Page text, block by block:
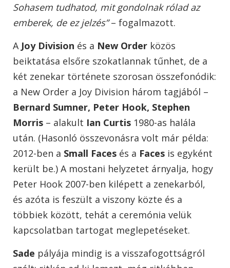
Sohasem tudhatod, mit gondolnak rólad az
emberek, de ez jelzés”– fogalmazott.
A Joy Division és a New Order közös
beiktatása elsőre szokatlannak tűnhet, de a
két zenekar története szorosan összefonódik:
a New Order a Joy Division három tagjából –
Bernard Sumner, Peter Hook, Stephen
Morris – alakult Ian Curtis 1980-as halála
után. (Hasonló összevonásra volt már példa:
2012-ben a Small Faces és a Faces is egyként
került be.) A mostani helyzetet árnyalja, hogy
Peter Hook 2007-ben kilépett a zenekarból,
és azóta is feszült a viszony közte és a
többiek között, tehát a ceremónia velük
kapcsolatban tartogat meglepetéseket.
Sade pályája mindig is a visszafogottságról